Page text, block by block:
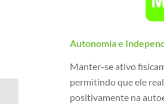
Autonomia e
Manter-se ativo
permitindo que ele
positivamente na
Academia para